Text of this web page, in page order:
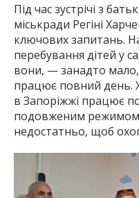
Під час зустрічі з
міськради Регіні
ключових запитань.
перебування дітей у
вони, — занадто мало,
працює повний день.
в Запоріжжі працює
подовженим
недостатньо, щоб